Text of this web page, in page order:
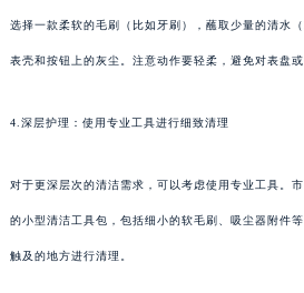
选择一款柔软的毛刷（比如牙刷），蘸取少量的清水
表壳和按钮上的灰尘。注意动作要轻柔，避免对表盘或
4.深层护理：使用专业工具进行细致清理
对于更深层次的清洁需求，可以考虑使用专业工具。
的小型清洁工具包，包括细小的软毛刷、吸尘器附件
触及的地方进行清理。